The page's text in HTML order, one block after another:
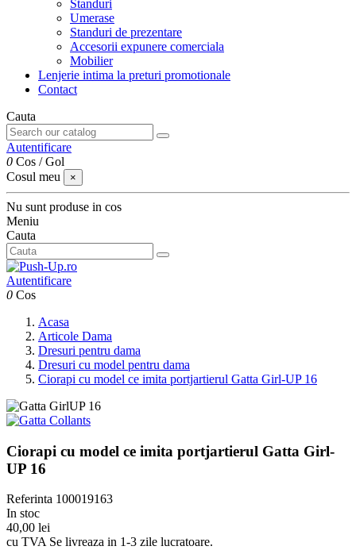
Standuri
Umerase
Standuri de prezentare
Accesorii expunere comerciala
Mobilier
Lenjerie intima la preturi promotionale
Contact
Cauta
Autentificare
0 Cos /Gol
Cosul meu
×
Nu sunt produse in cos
Meniu
Cauta
Autentificare
0 Cos
Acasa
Articole Dama
Dresuri pentru dama
Dresuri cu model pentru dama
Ciorapi cu model ce imita portjartierul Gatta Girl-UP 16
Ciorapi cu model ce imita portjartierul Gatta Girl-
UP 16
Referinta 100019163
In stoc
40,00 lei
cu TVA Se livreaza in 1-3 zile lucratoare.